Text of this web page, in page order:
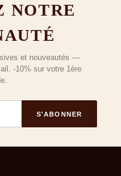
NOTRE
et nouveautés —
-10% sur votre 1ère
S'ABONNER